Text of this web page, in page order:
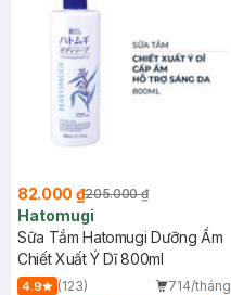
82.000 ₫205.000 ₫
Hatomugi
Sữa Tắm Hatomugi Dưỡng Ẩm
Chiết Xuất Ý Dĩ 800ml
4.9 (123)
714/tháng